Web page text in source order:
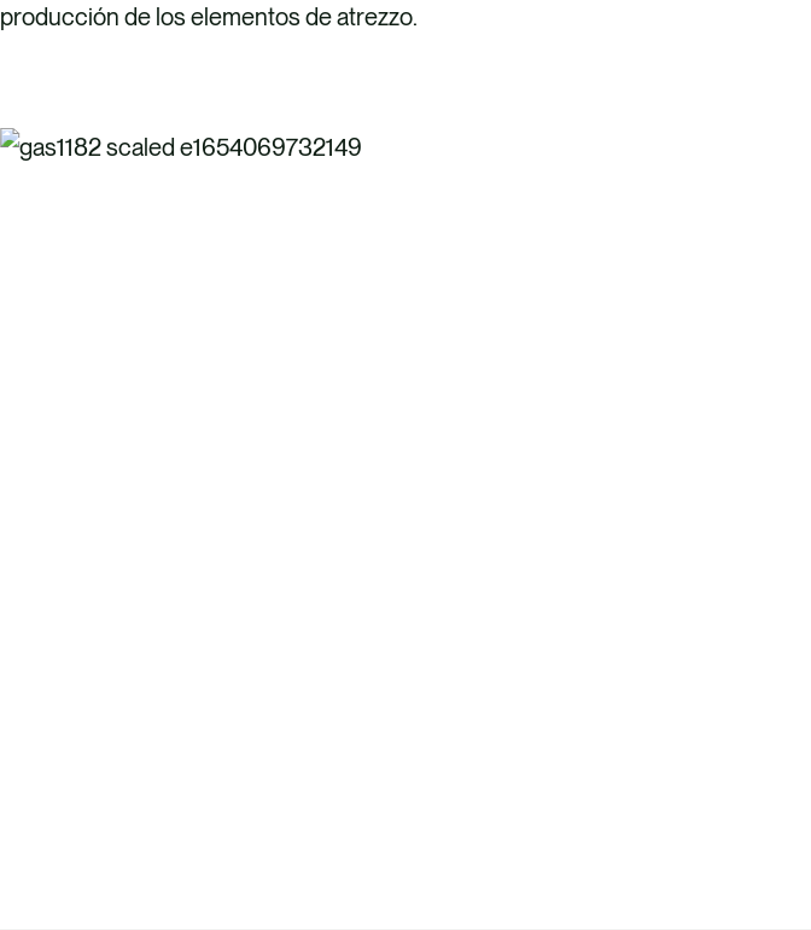
producción de los elementos de atrezzo.